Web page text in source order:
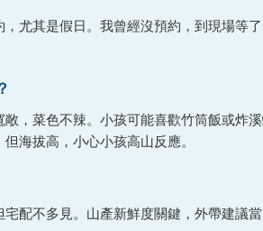
尤其是假日。我曾經沒預約，到現場等
，菜色不辣。小孩可能喜歡竹筒飯或炸
海拔高，小心小孩高山反應。
配不多見。山產新鮮度關鍵，外帶建議